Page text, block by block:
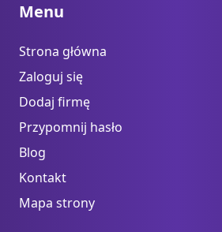
Menu
Strona główna
Zaloguj się
Dodaj firmę
Przypomnij hasło
Blog
Kontakt
Mapa strony